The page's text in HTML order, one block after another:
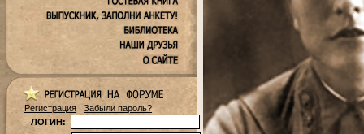
Регистрация | Забыли пароль?
ЛОГИН: